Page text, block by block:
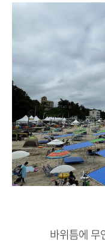
바위틈에 무